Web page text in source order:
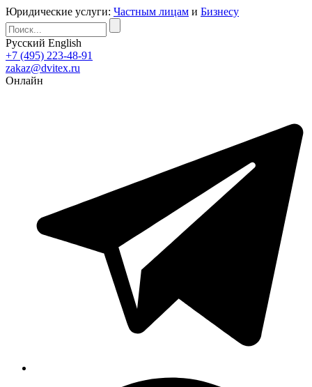
Юридические услуги: Частным лицам и Бизнесу
Русский English
+7 (495) 223-48-91
zakaz@dvitex.ru
Онлайн